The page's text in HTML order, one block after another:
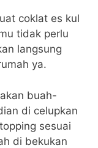
coklat es kul
tidak perlu
langsung
ya.
buah-
di celupkan
sesuai
di bekukan